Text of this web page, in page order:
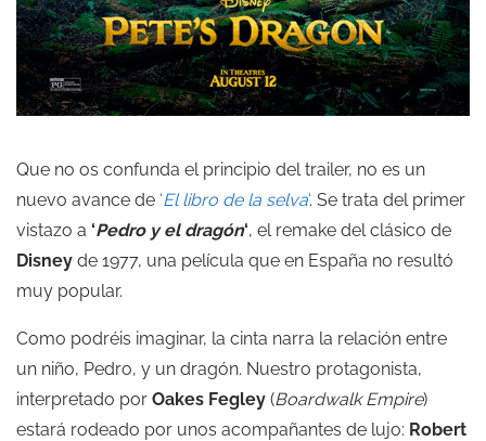
Que no os confunda el principio del trailer, no es un
nuevo avance de ‘El libro de la selva. Se trata del primer
vistazo a ‘Pedro y el dragón‘, el remake del clásico de
Disney de 1977, una película que en España no resultó
muy popular.
Como podréis imaginar, la cinta narra la relación entre
un niño, Pedro, y un dragón. Nuestro protagonista,
interpretado por Oakes Fegley (Boardwalk Empire)
estará rodeado por unos acompañantes de lujo: Robert